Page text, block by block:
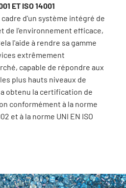
ET ISO 14001
d'un système intégré de
de l'environnement efficace,
l'aide à rendre sa gamme
extrêmement
capable de répondre aux
plus hauts niveaux de
obtenu la certification de
conformément à la norme
et à la norme UNI EN ISO